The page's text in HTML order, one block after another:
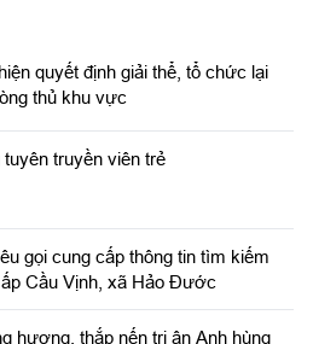
ủy Quân khu; các đồng chí
cần - Kỹ thuật Quân khu; thủ
quyết định giải thể, tổ chức lại
thủ khu vực
truyền viên trẻ
gọi cung cấp thông tin tìm kiếm
Cầu Vịnh, xã Hảo Đước
hương, thắp nến tri ân Anh hùng